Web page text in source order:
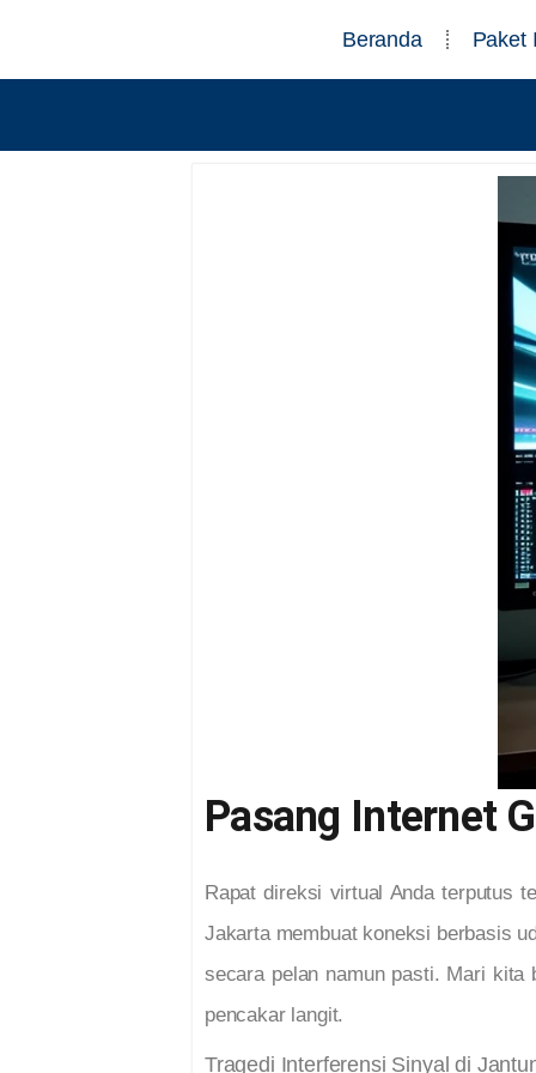
Beranda Paket
Pasang Internet
Rapat direksi virtual Anda terputus
Jakarta membuat koneksi berbasis
secara pelan namun pasti. Mari kita
pencakar langit.
Tragedi Interferensi Sinyal di